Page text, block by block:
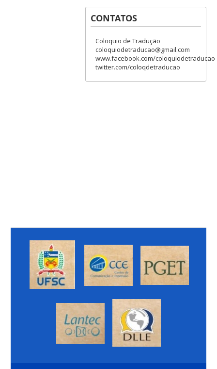
CONTATOS
Coloquio de Tradução
coloquiodetraducao@gmail.com
www.facebook.com/coloquiodetraducao
twitter.com/coloqdetraducao